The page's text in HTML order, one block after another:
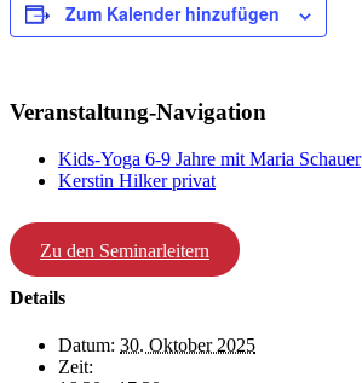
Zum Kalender hinzufügen
Veranstaltung-Navigation
Kids-Yoga 6-9 Jahre mit Maria Schauer
Kerstin Hilker privat
Zu den Seminarleitern
Details
Datum: 30. Oktober 2025
Zeit: